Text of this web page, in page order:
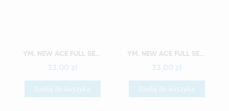
Szybki podgląd YM. NEW ACE FULL SET - AKRYLOWE ZĘBY SZTUCZNE - D2-O4
33,00 zł
Dodaj do koszyka
Szybki podgląd YM. NEW ACE FULL SET - AKRYLOWE ZĘBY SZTUCZNE - D2-O5
33,00 zł
Dodaj do koszyka